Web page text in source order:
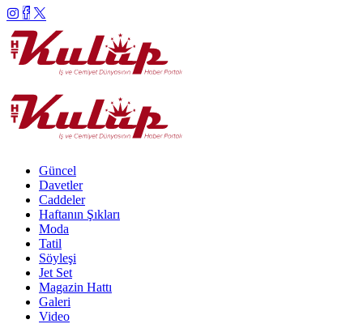
Güncel
Davetler
Caddeler
Haftanın Şıkları
Moda
Tatil
Söyleşi
Jet Set
Magazin Hattı
Galeri
Video